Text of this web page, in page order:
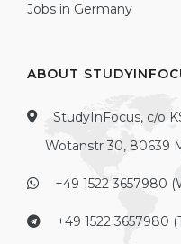
Jobs in Germany
ABOUT
StudyInFocus, c/o
Wotanstr 30, 80639
+49 1522 3657980
+49 1522 3657980